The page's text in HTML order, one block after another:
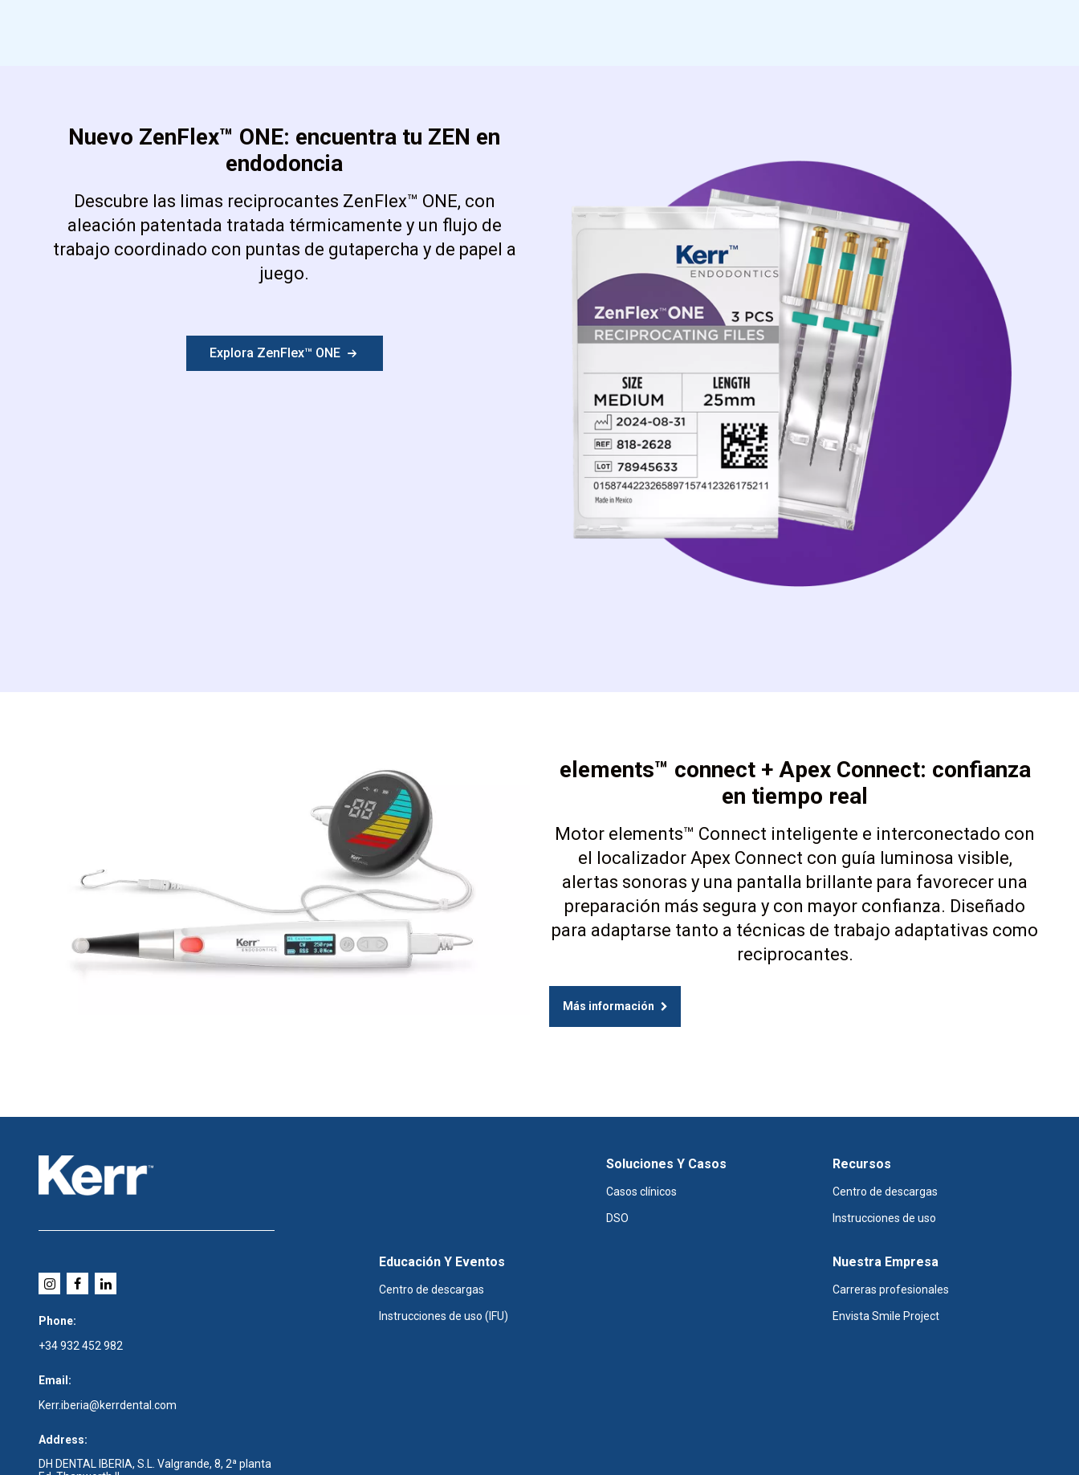
Nuevo ZenFlex™ ONE: encuentra tu ZEN en
endodoncia
Descubre las limas reciprocantes ZenFlex™ ONE, con
aleación patentada tratada térmicamente y un flujo de
trabajo coordinado con puntas de gutapercha y de papel a
juego.
Explora ZenFlex™ ONE
elements™ connect + Apex Connect: confianza
en tiempo real
Motor elements™ Connect inteligente e interconectado con
el localizador Apex Connect con guía luminosa visible,
alertas sonoras y una pantalla brillante para favorecer una
preparación más segura y con mayor confianza. Diseñado
para adaptarse tanto a técnicas de trabajo adaptativas como
reciprocantes.
Más información
Phone:
+34 932 452 982
Email:
Kerr.iberia@kerrdental.com
Address:
DH DENTAL IBERIA, S.L. Valgrande, 8, 2ª planta
Soluciones Y Casos
Casos clínicos
DSO
Recursos
Centro de descargas
Instrucciones de uso
Educación Y Eventos
Centro de descargas
Instrucciones de uso (IFU)
Nuestra Empresa
Carreras profesionales
Envista Smile Project